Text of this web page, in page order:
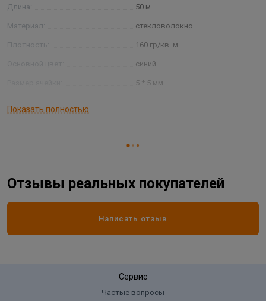
Длина: 50 м
Материал: стекловолокно
Плотность: 160 гр/кв. м
синий
5 * 5 мм
Показать полностью
Отзывы реальных покупателей
Написать отзыв
Сервис
Частые вопросы